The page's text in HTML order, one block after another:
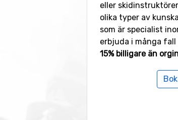
eller
olika typer av
som är specialist
erbjuda i många
15% billigare än